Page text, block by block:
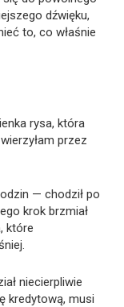
dźwięku,
to, co właśnie
rysa, która
przez
— chodził po
krok brzmiał
które
niecierpliwie
kredytową, musi